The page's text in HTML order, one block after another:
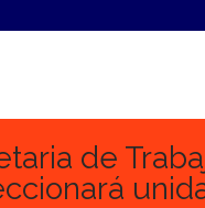
de